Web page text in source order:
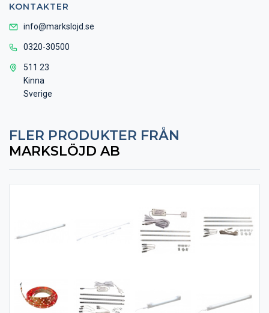
KONTAKTER
info@markslojd.se
0320-30500
511 23
Kinna
Sverige
FLER PRODUKTER FRÅN
MARKSLÖJD AB